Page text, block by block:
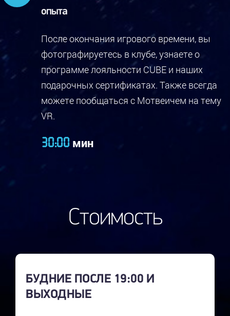
опыта
После окончания игрового времени, вы
фотографируетесь в клубе, узнаете о
программе лояльности CUBE и наших
подарочных сертификатах. Также всегда
можете пообщаться с Мотвеичем на тему
VR.
30:00 мин
Стоимость
БУДНИЕ ПОСЛЕ 19:00 И
ВЫХОДНЫЕ